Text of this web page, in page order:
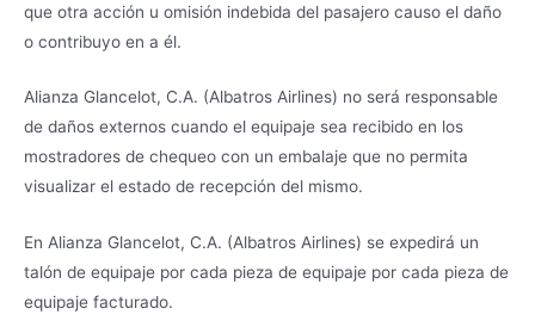
que otra acción u omisión indebida del pasajero causo el daño
o contribuyo en a él.
Alianza Glancelot, C.A. (Albatros Airlines) no será responsable
de daños externos cuando el equipaje sea recibido en los
mostradores de chequeo con un embalaje que no permita
visualizar el estado de recepción del mismo.
En Alianza Glancelot, C.A. (Albatros Airlines) se expedirá un
talón de equipaje por cada pieza de equipaje por cada pieza de
equipaje facturado.